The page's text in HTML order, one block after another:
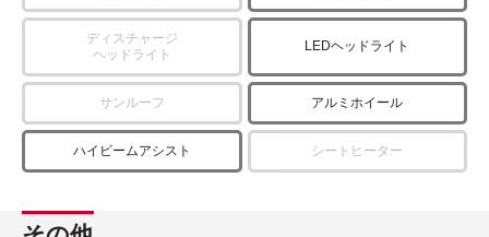
ディスチャージ
ヘッドライト
LEDヘッドライト
サンルーフ アルミホイール
ハイビームアシスト シートヒーター